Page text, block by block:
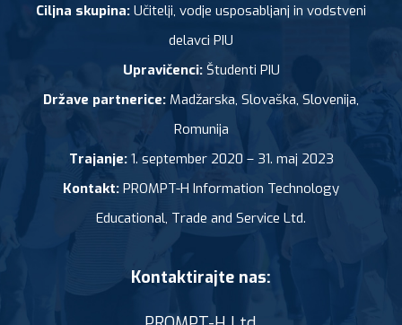
Ciljna skupina: Učitelji, vodje usposabljanj in vodstveni
delavci PIU
Upravičenci:Študenti PIU
Države partnerice: Madžarska, Slovaška, Slovenija,
Romunija
Trajanje:1. september 2020 – 31. maj 2023
Kontakt: PROMPT-H Information Technology
Educational, Trade and Service Ltd.
Kontaktirajte nas: